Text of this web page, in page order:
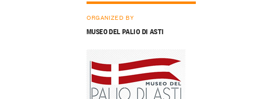
ORGANIZED BY
MUSEO DEL PALIO DI ASTI